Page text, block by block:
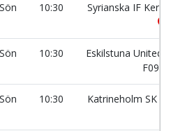
Sön 10:30 Syrianska IF
Sön 10:30
Eskilstuna United
F09
Sön 10:30 Katrineholm SK